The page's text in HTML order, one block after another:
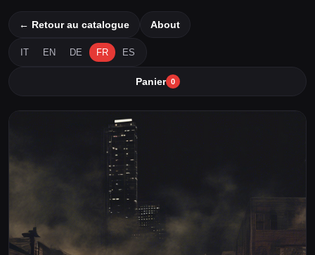
← Retour au catalogue About
IT EN DE FR ES
Panier 0